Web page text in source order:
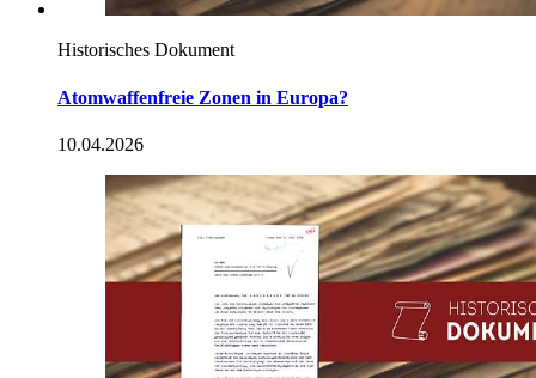
Historisches Dokument
Atomwaffenfreie Zonen in Europa?
10.04.2026